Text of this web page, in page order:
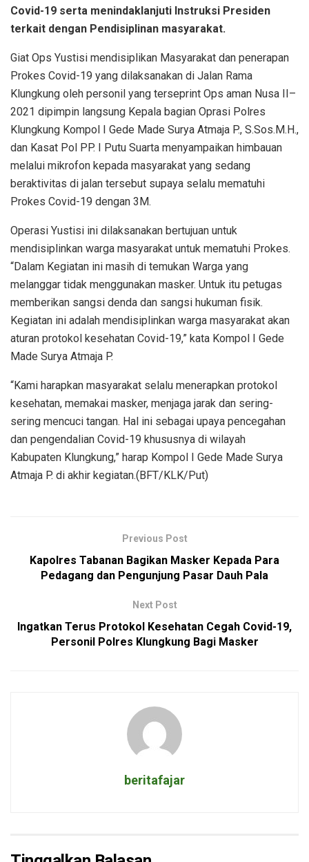
Covid-19 serta menindaklanjuti lnstruksi Presiden
terkait dengan Pendisiplinan masyarakat.
Giat Ops Yustisi mendisiplikan Masyarakat dan penerapan
Prokes Covid-19 yang dilaksanakan di Jalan Rama
Klungkung oleh personil yang terseprint Ops aman Nusa II–
2021 dipimpin langsung Kepala bagian Oprasi Polres
Klungkung Kompol I Gede Made Surya Atmaja P., S.Sos.M.H.,
dan Kasat Pol PP. I Putu Suarta menyampaikan himbauan
melalui mikrofon kepada masyarakat yang sedang
beraktivitas di jalan tersebut supaya selalu mematuhi
Prokes Covid-19 dengan 3M.
Operasi Yustisi ini dilaksanakan bertujuan untuk
mendisiplinkan warga masyarakat untuk mematuhi Prokes.
“Dalam Kegiatan ini masih di temukan Warga yang
melanggar tidak menggunakan masker. Untuk itu petugas
memberikan sangsi denda dan sangsi hukuman fisik.
Kegiatan ini adalah mendisiplinkan warga masyarakat akan
aturan protokol kesehatan Covid-19,” kata Kompol I Gede
Made Surya Atmaja P.
“Kami harapkan masyarakat selalu menerapkan protokol
kesehatan, memakai masker, menjaga jarak dan sering-
sering mencuci tangan. Hal ini sebagai upaya pencegahan
dan pengendalian Covid-19 khususnya di wilayah
Kabupaten Klungkung,” harap Kompol I Gede Made Surya
Atmaja P. di akhir kegiatan.(BFT/KLK/Put)
Previous Post
Kapolres Tabanan Bagikan Masker Kepada Para
Pedagang dan Pengunjung Pasar Dauh Pala
Next Post
Ingatkan Terus Protokol Kesehatan Cegah Covid-19,
Personil Polres Klungkung Bagi Masker
beritafajar